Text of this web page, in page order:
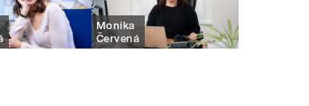
Monika
Červená